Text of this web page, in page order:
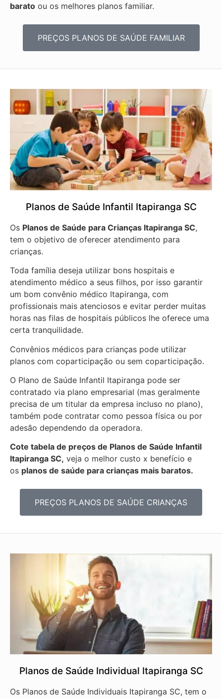
barato ou os melhores planos familiar.
PREÇOS PLANOS DE SAÚDE FAMILIAR
Planos de Saúde Infantil Itapiranga SC
Os Planos de Saúde para Crianças Itapiranga SC,
tem o objetivo de oferecer atendimento para
crianças.
Toda família deseja utilizar bons hospitais e
atendimento médico a seus filhos, por isso garantir
um bom convênio médico Itapiranga, com
profissionais mais atenciosos e evitar perder muitas
horas nas filas de hospitais públicos lhe oferece uma
certa tranquilidade.
Convênios médicos para crianças pode utilizar
planos com coparticipação ou sem coparticipação.
O Plano de Saúde Infantil Itapiranga pode ser
contratado via plano empresarial (mas geralmente
precisa de um titular da empresa incluso no plano),
também pode contratar como pessoa física ou por
adesão dependendo da operadora.
Cote tabela de preços de Planos de Saúde Infantil
Itapiranga SC, veja o melhor custo x benefício e
os planos de saúde para crianças mais baratos.
PREÇOS PLANOS DE SAÚDE CRIANÇAS
Planos de Saúde Individual Itapiranga SC
Os Planos de Saúde Individuais Itapiranga SC, tem o